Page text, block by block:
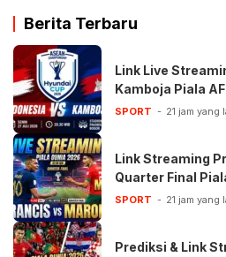
Berita Terbaru
Link Live
Kamboja Piala
SPORT 21 jam yang
Link Streaming
Quarter Final
SPORT 21 jam yang
Prediksi & Link